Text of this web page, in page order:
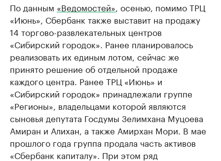
По данным «Ведомостей», осенью, помимо ТРЦ
«Июнь», Сбербанк также выставит на продажу
14 торгово-развлекательных центров
«Сибирский городок». Ранее планировалось
реализовать их единым лотом, сейчас же
принято решение об отдельной продаже
каждого центра. Ранее ТРЦ «Июнь» и
«Сибирский городок» принадлежали группе
«Регионы», владельцами которой являются
сыновья депутата Госдумы Зелимхана Муцоева
Амиран и Алихан, а также Амирхан Мори. В мае
прошлого года группа продала часть активов
«Сбербанк капиталу». При этом ряд